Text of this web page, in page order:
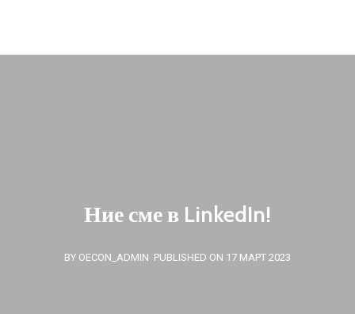
Ние сме в LinkedIn!
BY OECON_ADMIN PUBLISHED ON 17 МАРТ 2023